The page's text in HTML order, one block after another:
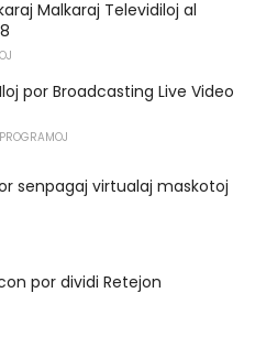
Malkaraj Televidiloj al
por Broadcasting Live Video
senpagaj virtualaj maskotoj
por dividi Retejon